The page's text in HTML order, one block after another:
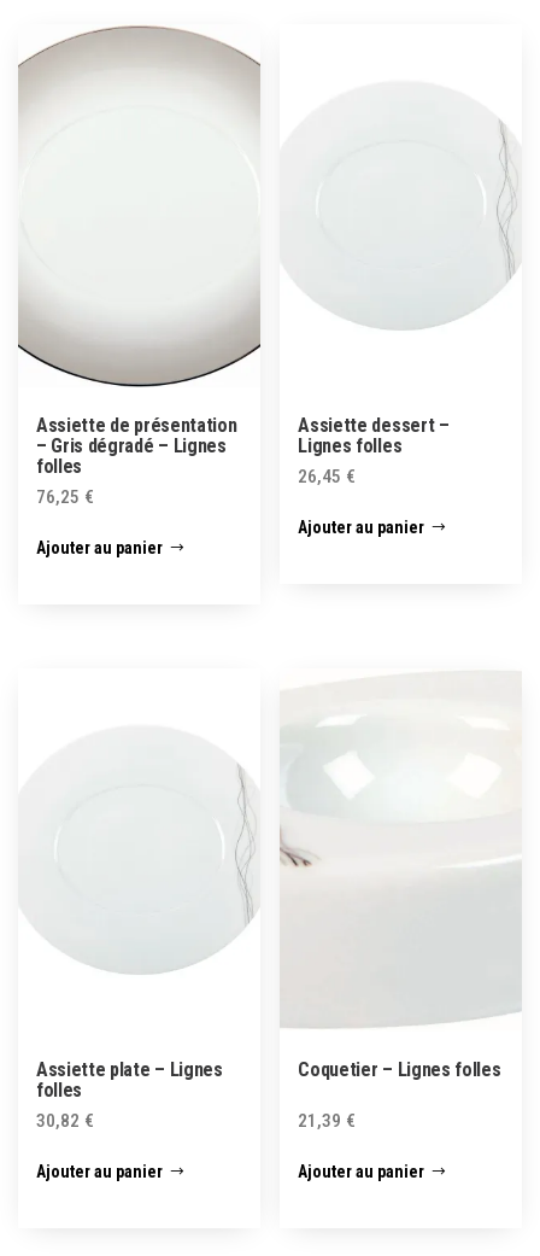
Assiette de présentation
– Gris dégradé – Lignes
folles
76,25 €
Ajouter au panier
Assiette dessert –
Lignes folles
26,45 €
Ajouter au panier
Assiette plate – Lignes
folles
30,82 €
Ajouter au panier
Coquetier – Lignes folles
21,39 €
Ajouter au panier